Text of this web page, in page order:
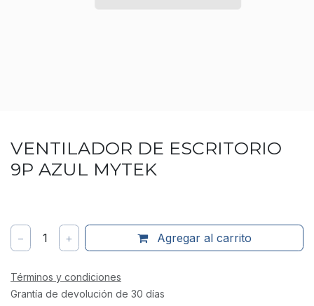
VENTILADOR DE ESCRITORIO
9P AZUL MYTEK
− 1 + Agregar al carrito
Términos y condiciones
Grantía de devolución de 30 días